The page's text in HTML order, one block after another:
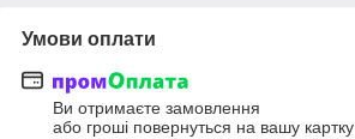
Умови оплати
Ви отримаєте замовлення
або гроші повернуться на вашу картку